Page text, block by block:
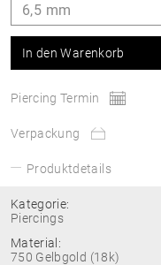
In den Warenkorb
Piercing Termin
Verpackung
Produktdetails
Kategorie:
Piercings
Material:
750 Gelbgold (18k)